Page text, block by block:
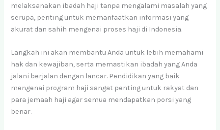
melaksanakan ibadah haji tanpa mengalami masalah yang
serupa, penting untuk memanfaatkan informasi yang
akurat dan sahih mengenai proses haji di Indonesia.
Langkah ini akan membantu Anda untuk lebih memahami
hak dan kewajiban, serta memastikan ibadah yang Anda
jalani berjalan dengan lancar. Pendidikan yang baik
mengenai program haji sangat penting untuk rakyat dan
para jemaah haji agar semua mendapatkan porsi yang
benar.